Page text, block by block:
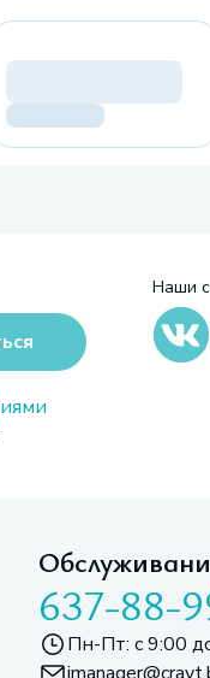
Наши
637-88-
Пн-Пт: с 9:00